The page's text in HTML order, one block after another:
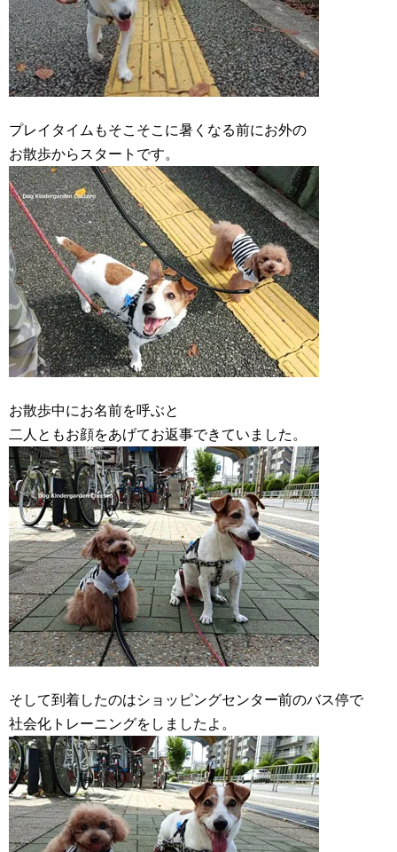
プレイタイムもそこそこに暑くなる前にお外の
お散歩からスタートです。
お散歩中にお名前を呼ぶと
二人ともお顔をあげてお返事できていました。
そして到着したのはショッピングセンター前のバス停で
社会化トレーニングをしましたよ。